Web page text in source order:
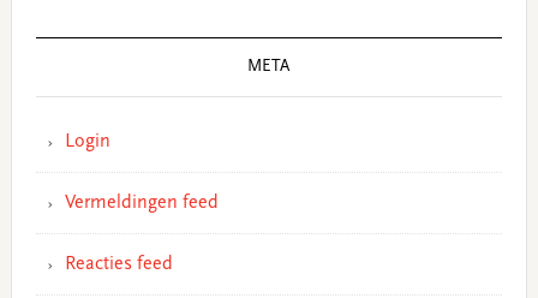
META
Login
Vermeldingen feed
Reacties feed